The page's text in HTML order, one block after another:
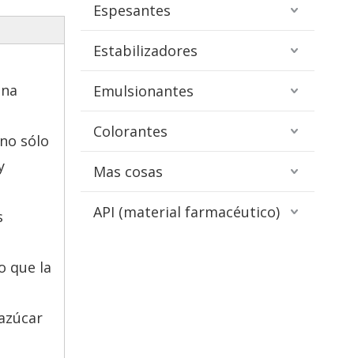
sólo
que la
Espesantes
Estabilizadores
Emulsionantes
Colorantes
Mas cosas
API (material farmacéutico)